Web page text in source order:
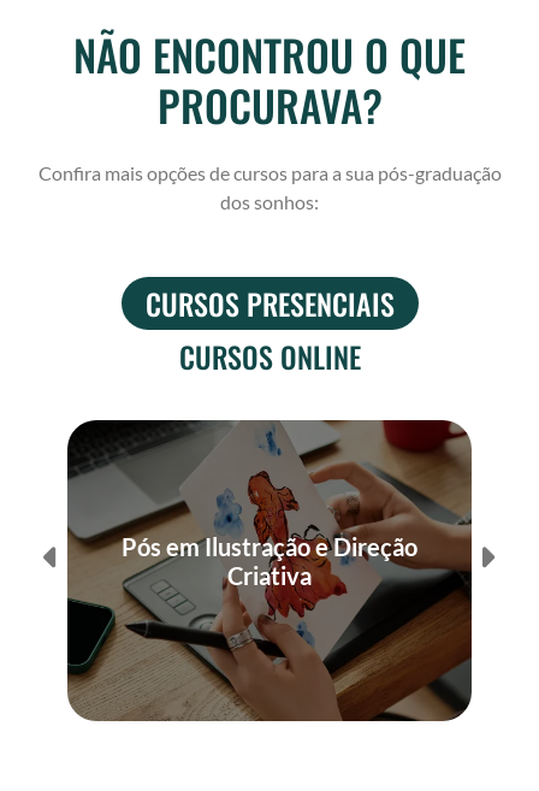
NÃO ENCONTROU O QUE
PROCURAVA?
Confira mais opções de cursos para a sua pós-graduação
dos sonhos:
CURSOS PRESENCIAIS
CURSOS ONLINE
Pós em Ilustração e Direção
Criativa